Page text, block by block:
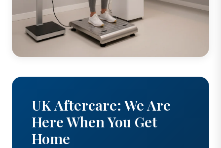
UK Aftercare: We Are
Here When You Get
Home